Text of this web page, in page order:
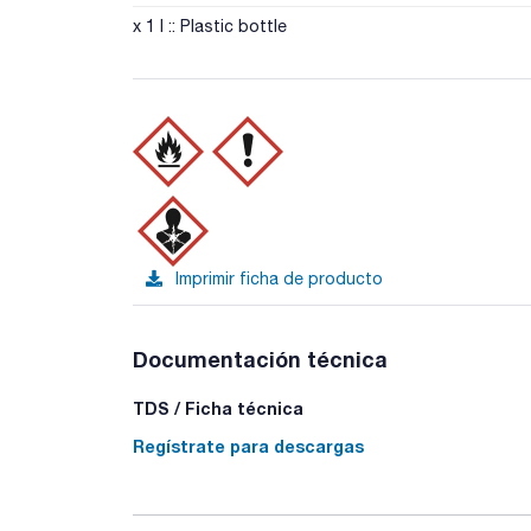
x 1 l :: Plastic bottle
Imprimir ficha de producto
Documentación técnica
TDS / Ficha técnica
Regístrate para descargas